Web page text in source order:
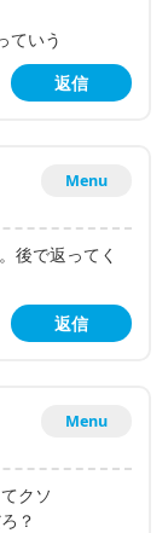
ていう
返信
Menu
後で返ってく
返信
Menu
クソ
？